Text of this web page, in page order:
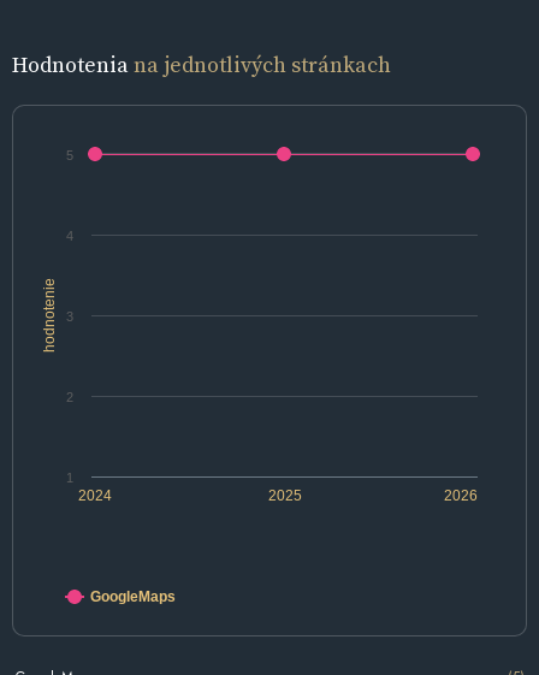
Hodnoteniana jednotlivých stránkach
hodnotenie
2024 2025 2026
1
2
3
4
5
GoogleMaps